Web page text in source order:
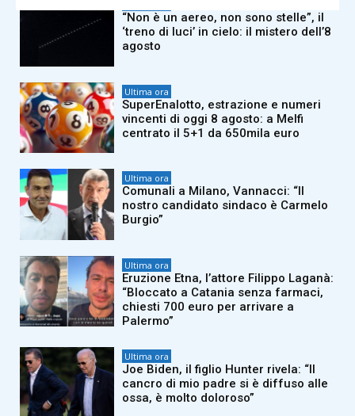
“Non è un aereo, non sono stelle”, il
‘treno di luci’ in cielo: il mistero dell’8
agosto
Ultima ora
SuperEnalotto, estrazione e numeri
vincenti di oggi 8 agosto: a Melfi
centrato il 5+1 da 650mila euro
Ultima ora
Comunali a Milano, Vannacci: “Il
nostro candidato sindaco è Carmelo
Burgio”
Ultima ora
Eruzione Etna, l’attore Filippo Laganà:
“Bloccato a Catania senza farmaci,
chiesti 700 euro per arrivare a
Palermo”
Ultima ora
Joe Biden, il figlio Hunter rivela: “Il
cancro di mio padre si è diffuso alle
ossa, è molto doloroso”